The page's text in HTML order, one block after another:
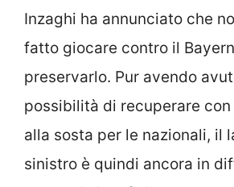
Inzaghi ha annunciato che
fatto giocare contro il
preservarlo. Pur avendo
possibilità di recuperare
alla sosta per le nazionali, il
sinistro è quindi ancora in